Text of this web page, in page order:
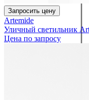
Запросить цену
Artemide
Уличный светильник
Цена по запросу